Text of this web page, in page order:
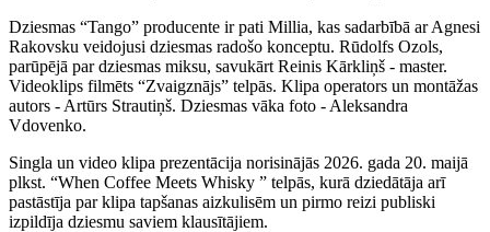
Dziesmas “Tango” producente ir pati Millia, kas sadarbībā ar Agnesi
Rakovsku veidojusi dziesmas radošo konceptu. Rūdolfs Ozols,
parūpējā par dziesmas miksu, savukārt Reinis Kārkliņš - master.
Videoklips filmēts “Zvaigznājs” telpās. Klipa operators un montāžas
autors - Artūrs Strautiņš. Dziesmas vāka foto - Aleksandra
Vdovenko.
Singla un video klipa prezentācija norisinājās 2026. gada 20. maijā
plkst. “When Coffee Meets Whisky ” telpās, kurā dziedātāja arī
pastāstīja par klipa tapšanas aizkulisēm un pirmo reizi publiski
izpildīja dziesmu saviem klausītājiem.